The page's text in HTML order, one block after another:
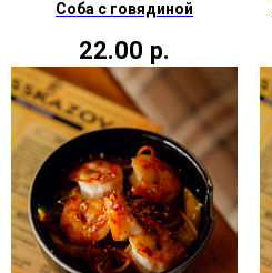
Соба с говядиной
22.00 р.